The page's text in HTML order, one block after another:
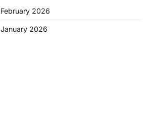
February 2026
January 2026